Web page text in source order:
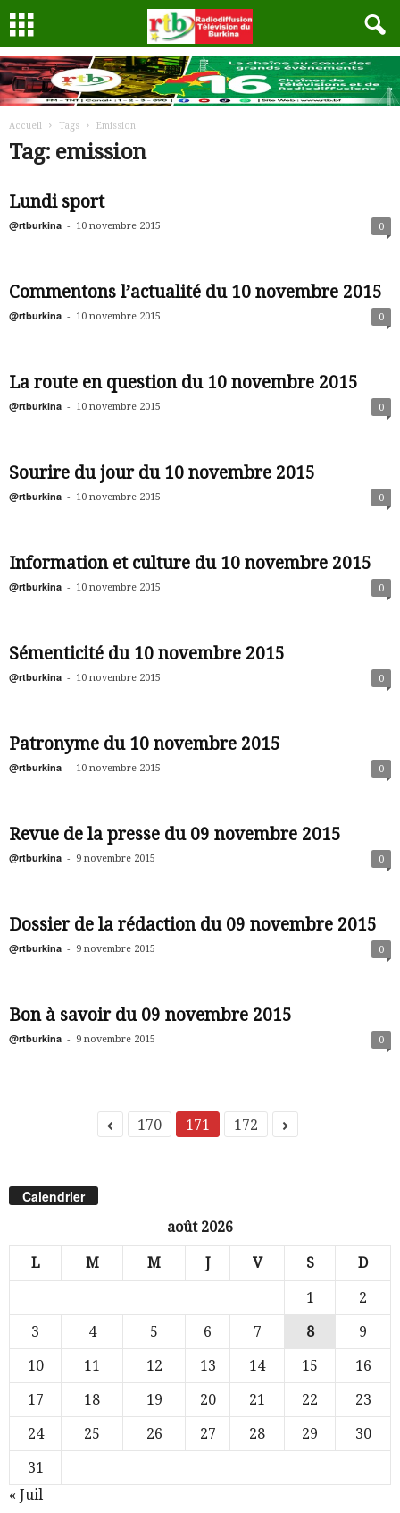
Accueil Tags Emission
Tag: emission
Lundi sport
@rtburkina - 10 novembre 2015 0
Commentons l’actualité du 10 novembre 2015
@rtburkina - 10 novembre 2015 0
La route en question du 10 novembre 2015
@rtburkina - 10 novembre 2015 0
Sourire du jour du 10 novembre 2015
@rtburkina - 10 novembre 2015 0
Information et culture du 10 novembre 2015
@rtburkina - 10 novembre 2015 0
Sémenticité du 10 novembre 2015
@rtburkina - 10 novembre 2015 0
Patronyme du 10 novembre 2015
@rtburkina - 10 novembre 2015 0
Revue de la presse du 09 novembre 2015
@rtburkina - 9 novembre 2015 0
Dossier de la rédaction du 09 novembre 2015
@rtburkina - 9 novembre 2015 0
Bon à savoir du 09 novembre 2015
@rtburkina - 9 novembre 2015 0
170 171 172
Calendrier
août 2026
L M M J V S D
1
2
3
4 5 6 7 8
9
10
11 12 13 14 15
16
17
18 19 20 21 22
23
24
25 26 27 28 29
30
31
« Juil